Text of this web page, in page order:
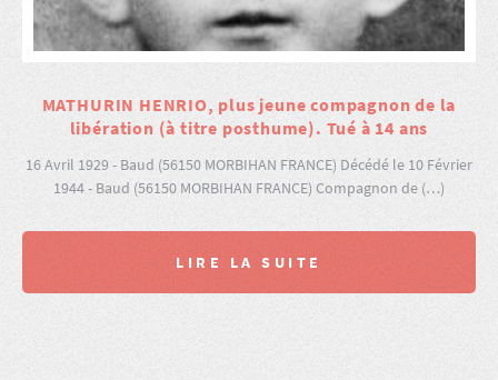
MATHURIN HENRIO, plus jeune compagnon de la
libération (à titre posthume). Tué à 14 ans
16 Avril 1929 - Baud (56150 MORBIHAN FRANCE) Décédé le 10 Février
1944 - Baud (56150 MORBIHAN FRANCE) Compagnon de (…)
LIRE LA SUITE